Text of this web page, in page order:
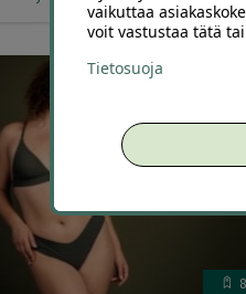
vaikuttaa
voit vastustaa tätä
Tietosuoja